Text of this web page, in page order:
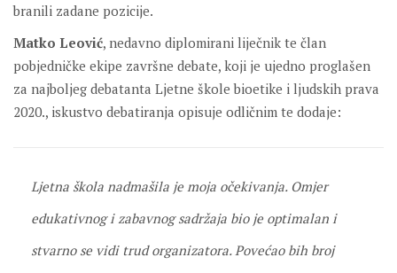
branili zadane pozicije.
Matko Leović, nedavno diplomirani liječnik te član
pobjedničke ekipe završne debate, koji je ujedno proglašen
za najboljeg debatanta Ljetne škole bioetike i ljudskih prava
2020., iskustvo debatiranja opisuje odličnim te dodaje:
Ljetna škola nadmašila je moja očekivanja. Omjer
edukativnog i zabavnog sadržaja bio je optimalan i
stvarno se vidi trud organizatora. Povećao bih broj